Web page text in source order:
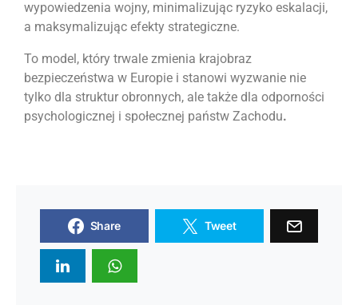
wypowiedzenia wojny, minimalizując ryzyko eskalacji,
a maksymalizując efekty strategiczne.
To model, który trwale zmienia krajobraz
bezpieczeństwa w Europie i stanowi wyzwanie nie
tylko dla struktur obronnych, ale także dla odporności
psychologicznej i społecznej państw Zachodu.
Share Tweet